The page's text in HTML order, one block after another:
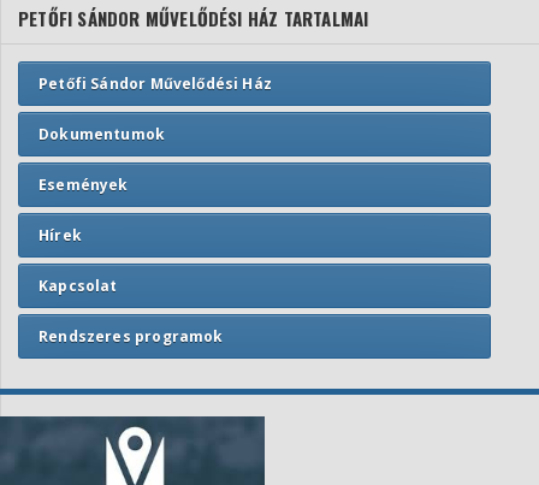
PETŐFI SÁNDOR MŰVELŐDÉSI HÁZ TARTALMAI
Petőfi Sándor Művelődési Ház
Dokumentumok
Események
Hírek
Kapcsolat
Rendszeres programok